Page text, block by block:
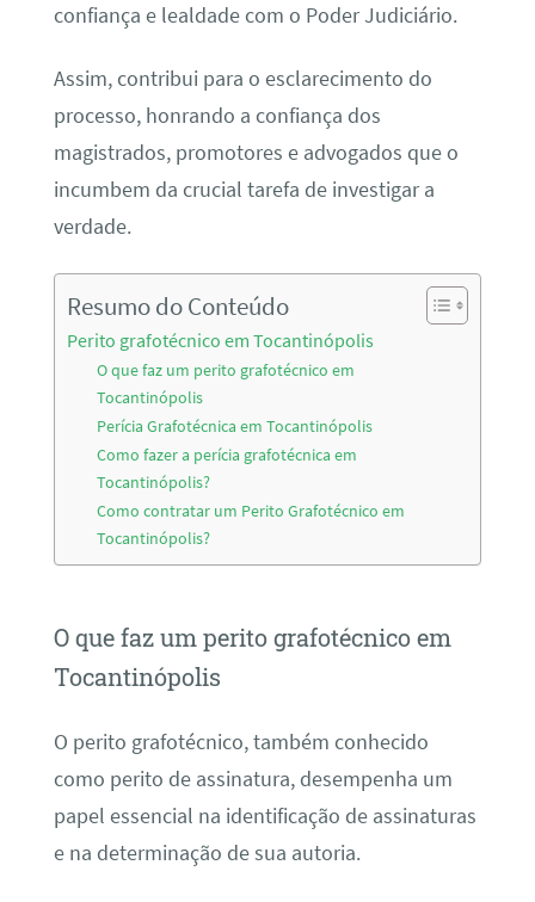
confiança e lealdade com o Poder Judiciário.
Assim, contribui para o esclarecimento do
processo, honrando a confiança dos
magistrados, promotores e advogados que o
incumbem da crucial tarefa de investigar a
verdade.
Resumo do Conteúdo
Perito grafotécnico em Tocantinópolis
O que faz um perito grafotécnico em
Tocantinópolis
Perícia Grafotécnica em Tocantinópolis
Como fazer a perícia grafotécnica em
Tocantinópolis?
Como contratar um Perito Grafotécnico em
Tocantinópolis?
O que faz um perito grafotécnico em
Tocantinópolis
O perito grafotécnico, também conhecido
como perito de assinatura, desempenha um
papel essencial na identificação de assinaturas
e na determinação de sua autoria.